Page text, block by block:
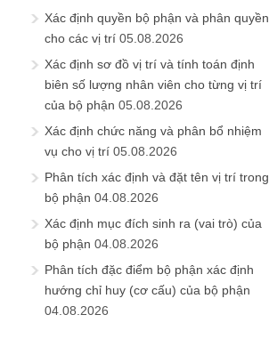
Xác định quyền bộ phận và phân quyền
cho các vị trí 05.08.2026
Xác định sơ đồ vị trí và tính toán định
biên số lượng nhân viên cho từng vị trí
của bộ phận 05.08.2026
Xác định chức năng và phân bổ nhiệm
vụ cho vị trí 05.08.2026
Phân tích xác định và đặt tên vị trí trong
bộ phận 04.08.2026
Xác định mục đích sinh ra (vai trò) của
bộ phận 04.08.2026
Phân tích đặc điểm bộ phận xác định
hướng chỉ huy (cơ cấu) của bộ phận
04.08.2026